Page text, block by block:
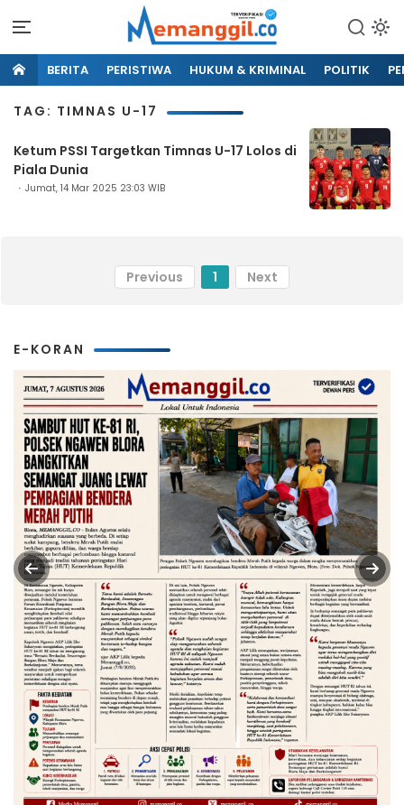
BERITA PERISTIWA HUKUM & KRIMINAL POLITIK
TAG: TIMNAS U-17
Ketum PSSI Targetkan Timnas U-17 Lolos di
Piala Dunia
Jumat, 14 Mar 2025 23:03 WIB
Previous 1 Next
E-KORAN